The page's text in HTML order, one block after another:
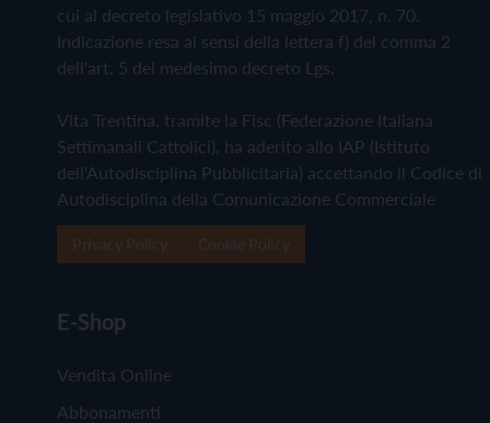
cui al decreto legislativo 15 maggio 2017, n. 70.
Indicazione resa ai sensi della lettera f) del comma 2
dell'art. 5 del medesimo decreto Lgs.
Vita Trentina, tramite la Fisc (Federazione Italiana
Settimanali Cattolici), ha aderito allo IAP (Istituto
dell'Autodisciplina Pubblicitaria) accettando il Codice di
Autodisciplina della Comunicazione Commerciale
E-Shop
Vendita Online
Abbonamenti